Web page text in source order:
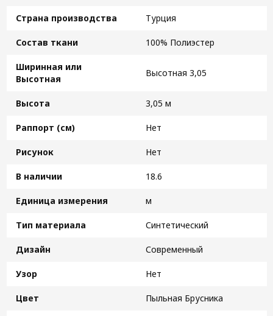
Страна производства Турция
Состав ткани 100% Полиэстер
Ширинная или
Высотная
Высотная 3,05
Высота 3,05 м
Раппорт (см) Нет
Рисунок Нет
В наличии 18.6
Единица измерения м
Тип материала Синтетический
Дизайн Современный
Узор Нет
Цвет Пыльная Брусника